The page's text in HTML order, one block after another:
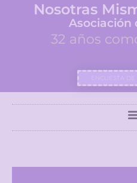
Nosotras
Asociación
32 años
ENCUESTA